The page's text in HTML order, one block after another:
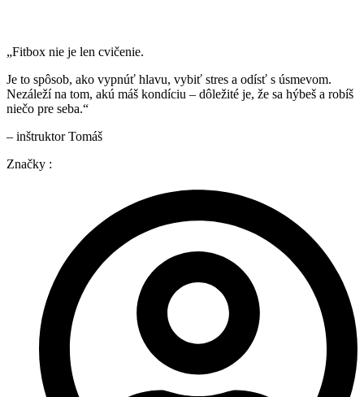
„Fitbox nie je len cvičenie.
Je to spôsob, ako vypnúť hlavu, vybiť stres a odísť s úsmevom.
Nezáleží na tom, akú máš kondíciu – dôležité je, že sa hýbeš a robíš
niečo pre seba.“
– inštruktor Tomáš
Značky :